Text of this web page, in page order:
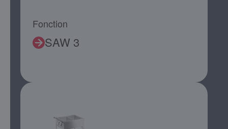
Fonction
SAW 3